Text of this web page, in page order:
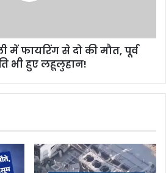
में फायरिंग से दो की मौत, पूर्व
भी हुए लहूलुहान!